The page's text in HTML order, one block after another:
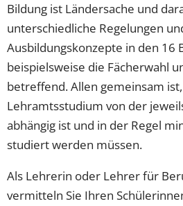
Bildung ist Ländersache und
unterschiedliche Regelungen
Ausbildungskonzepte in den 16
beispielsweise die Fächerwahl
betreffend. Allen gemeinsam
Lehramtsstudium von der
abhängig ist und in der Regel
studiert werden müssen.
Als Lehrerin oder Lehrer für
vermitteln Sie Ihren